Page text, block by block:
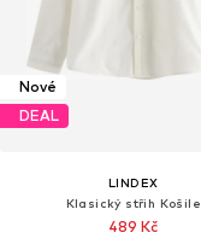
Nové
DEAL
LINDEX
Klasický střih Košile
489 Kč